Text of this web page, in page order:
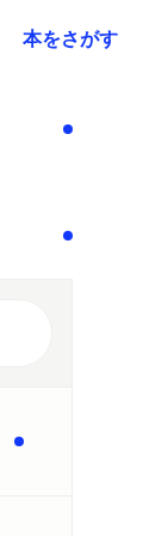
本をさがす